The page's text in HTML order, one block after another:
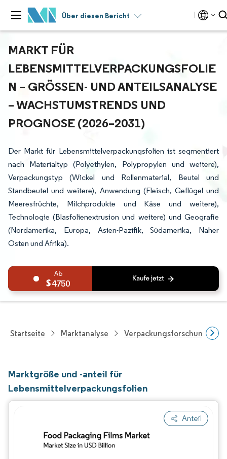
Über diesen Bericht
MARKT FÜR
LEBENSMITTELVERPACKUNGSFOLIE
N – GRÖSSEN- UND ANTEILSANALYSE –
WACHSTUMSTRENDS UND P
ROGNOSE (2026–2031)
Der Markt für Lebensmittelverpackungsfolien ist segmentiert
nach Materialtyp (Polyethylen, Polypropylen und weitere),
Verpackungstyp (Wickel und Rollenmaterial, Beutel und
Standbeutel und weitere), Anwendung (Fleisch, Geflügel und
Meeresfrüchte, Milchprodukte und Käse und weitere),
Technologie (Blasfolienextrusion und weitere) und Geografie
(Nordamerika, Europa, Asien-Pazifik, Südamerika, Naher
Osten und Afrika).
4750
Startseite Marktanalyse Verpackungsforschung
Marktgröße und -anteil für
Lebensmittelverpackungsfolien
Anteil